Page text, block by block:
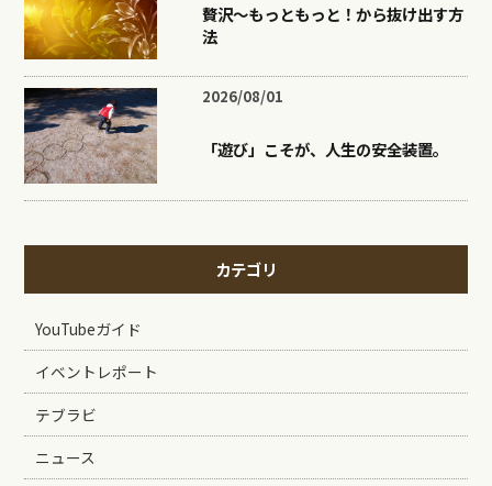
贅沢〜もっともっと！から抜け出す方
法
2026/08/01
「遊び」こそが、人生の安全装置。
カテゴリ
YouTubeガイド
イベントレポート
テブラビ
ニュース